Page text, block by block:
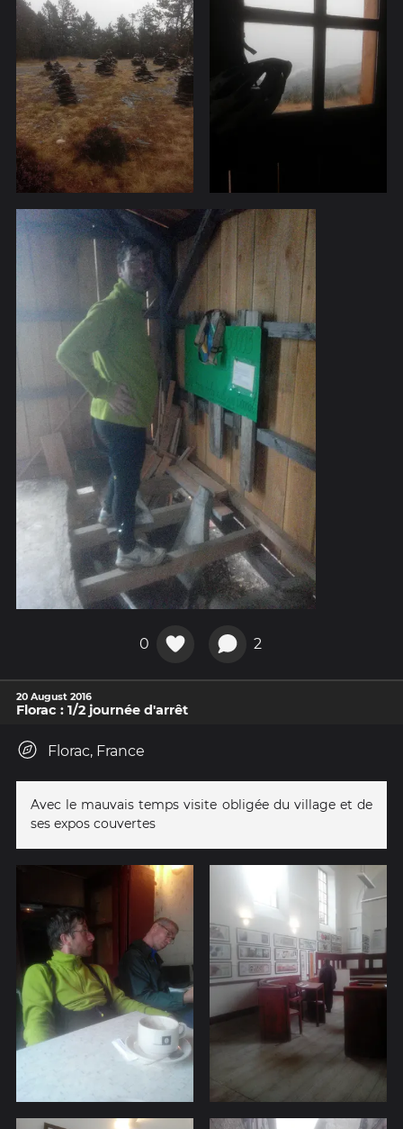
0 2
20 August 2016
Florac : 1/2 journée d'arrêt
Florac, France
Avec le mauvais temps visite obligée du village et de
ses expos couvertes